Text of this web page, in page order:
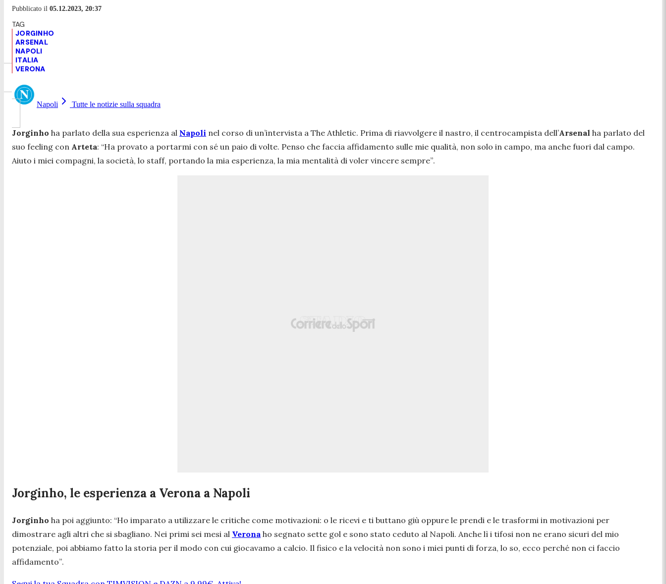
Pubblicato il 05.12.2023, 20:37
JORGINHO
ARSENAL
NAPOLI
ITALIA
VERONA
Napoli Tutte le notizie sulla squadra
Jorginho ha parlato della sua esperienza al Napoli nel corso di un’intervista a The Athletic. Prima di riavvolgere il nastro, il centrocampista dell’Arsenal ha parlato del
suo feeling con Arteta: “Ha provato a portarmi con sé un paio di volte. Penso che faccia affidamento sulle mie qualità, non solo in campo, ma anche fuori dal campo.
Aiuto i miei compagni, la società, lo staff, portando la mia esperienza, la mia mentalità di voler vincere sempre”.
Jorginho, le esperienza a Verona a Napoli
Jorginho ha poi aggiunto: “Ho imparato a utilizzare le critiche come motivazioni: o le ricevi e ti buttano giù oppure le prendi e le trasformi in motivazioni per
dimostrare agli altri che si sbagliano. Nei primi sei mesi al Verona ho segnato sette gol e sono stato ceduto al Napoli. Anche lì i tifosi non ne erano sicuri del mio
potenziale, poi abbiamo fatto la storia per il modo con cui giocavamo a calcio. Il fisico e la velocità non sono i miei punti di forza, lo so, ecco perché non ci faccio
affidamento”.